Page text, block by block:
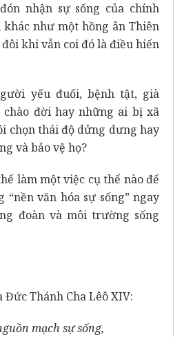
nhận sự sống của chính
như một hồng ân Thiên
khi vẫn coi đó là điều hiển
yếu đuối, bệnh tật, già
đời hay những ai bị xã
chọn thái độ dửng dưng hay
và bảo vệ họ?
làm một việc cụ thể nào để
“nền văn hóa sự sống” ngay
đoàn và môi trường sống
Thánh Cha Lêô XIV:
mạch sự sống,